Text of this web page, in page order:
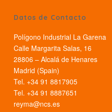
Datos de Contacto
Polígono Industrial La Garena
Calle Margarita Salas, 16
28806 – Alcalá de Henares
Madrid (Spain)
Tel. +34 91 8817905
Tel. +34 91 8887651
reyma@ncs.es